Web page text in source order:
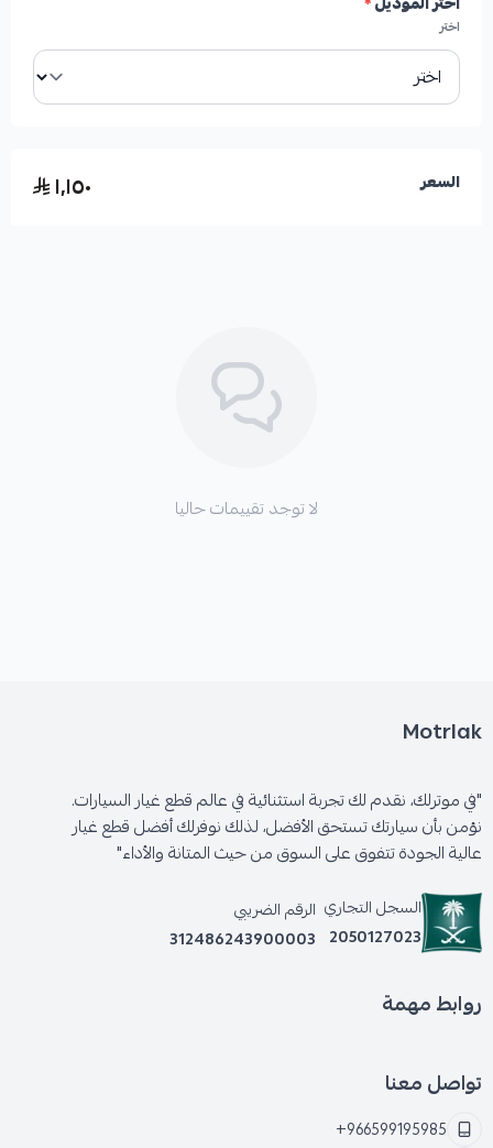
اختر
السعر ١٬١٥٠
لا توجد تقييمات حاليا
Motrlak
"في موترلك، نقدم لك تجربة استثنائية في عالم قطع غيار السيارات.
نؤمن بأن سيارتك تستحق الأفضل، لذلك نوفرلك أفضل قطع غيار
عالية الجودة تتفوق على السوق من حيث المتانة والأداء"
السجل التجاري
2050127023
الرقم الضريبي
312486243900003
روابط مهمة
تواصل معنا
+966599195985